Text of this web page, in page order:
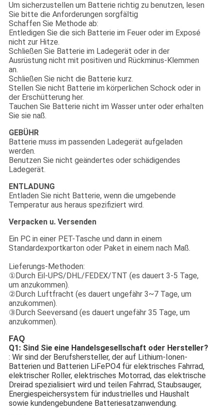
Um sicherzustellen um Batterie richtig zu benutzen, lesen
Sie bitte die Anforderungen sorgfältig
Schaffen Sie Methode ab:
Entledigen Sie die sich Batterie im Feuer oder im Exposé
nicht zur Hitze.
Schließen Sie Batterie im Ladegerät oder in der
Ausrüstung nicht mit positiven und Rückminus-Klemmen
an.
Schließen Sie nicht die Batterie kurz.
Stellen Sie nicht Batterie im körperlichen Schock oder in
der Erschütterung her.
Tauchen Sie Batterie nicht im Wasser unter oder erhalten
Sie sie naß.
GEBÜHR
Batterie muss im passenden Ladegerät aufgeladen
werden.
Benutzen Sie nicht geändertes oder schädigendes
Ladegerät.
ENTLADUNG
Entladen Sie nicht Batterie, wenn die umgebende
Temperatur aus heraus spezifiziert wird.
Verpacken u. Versenden
Ein PC in einer PET-Tasche und dann in einem
Standardexportkarton oder Paket in einem nach Maß.
Lieferungs-Methoden:
①Durch Eil-UPS/DHL/FEDEX/TNT (es dauert 3-5 Tage,
um anzukommen).
②Durch Luftfracht (es dauert ungefähr 3~7 Tage, um
anzukommen).
③Durch Seeversand (es dauert ungefähr 35 Tage, um
anzukommen).
FAQ
Q1: Sind Sie eine Handelsgesellschaft oder Hersteller?
: Wir sind der Berufshersteller, der auf Lithium-Ionen-
Batterien und Batterien LiFePO4 für elektrisches Fahrrad,
elektrischer Roller, elektrisches Motorrad, das elektrische
Dreirad spezialisiert wird und teilen Fahrrad, Staubsauger,
Energiespeichersystem für industrielles und Haushalt
sowie kundengebundene Batteriesatzanwendung.